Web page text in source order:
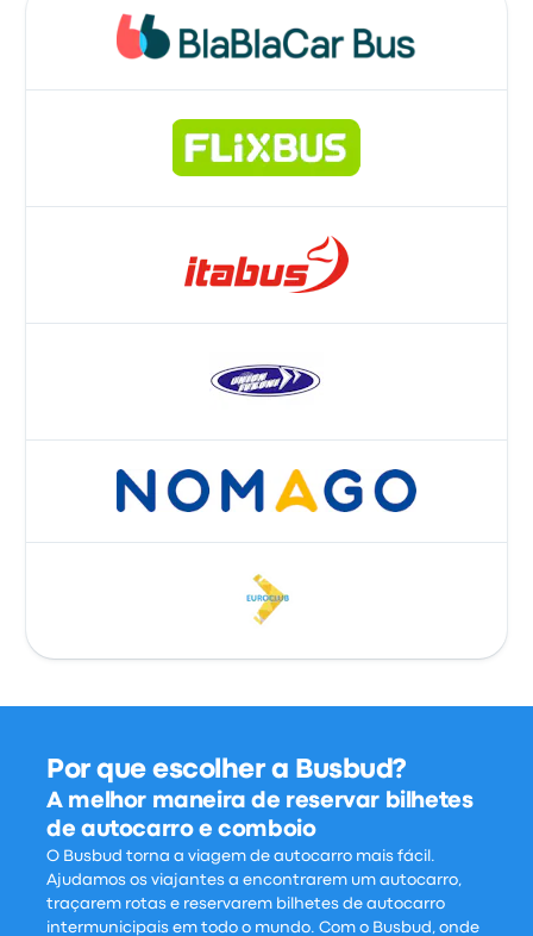
Por que escolher a Busbud?
A melhor maneira de reservar bilhetes
de autocarro e comboio
O Busbud torna a viagem de autocarro mais fácil.
Ajudamos os viajantes a encontrarem um autocarro,
traçarem rotas e reservarem bilhetes de autocarro
intermunicipais em todo o mundo. Com o Busbud, onde